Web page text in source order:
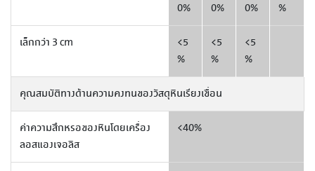
0%
0%
0%
%
เล็กกว่า 3 cm
<5
%
<5
%
<5
%
คุณสมบัติทางด้านความคงทนของวัสดุหินเรียงเขื่อน
ค่าความสึกหรอของหินโดยเครื่อง
ลอสแองเจอลิส
<40%